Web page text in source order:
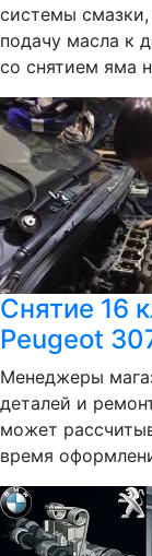
системы
подачу масла к
со снятием яма
Снятие 16
Peugeot
Менеджеры
деталей и
может
время